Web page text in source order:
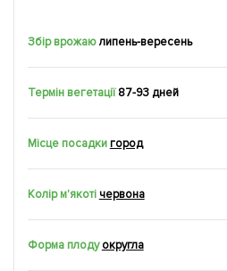
Збір врожаюлипень-вересень
Термін вегетації 87-93 дней
Місце посадки город
Колір м'якоті червона
Форма плоду округла